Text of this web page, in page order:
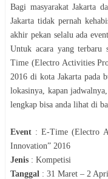
Bagi masyarakatJakarta
Jakarta tidak pernah
akhir pekan selalu ada
Untuk acara yang terbaru
Time (Electro Activities
2016 di kota Jakarta pada
lokasinya, kapan
lengkap bisa anda lihat di
Event :E-Time (Electro
Innovation” 2016
Jenis : Kompetisi
Tanggal : 31 Maret – 2